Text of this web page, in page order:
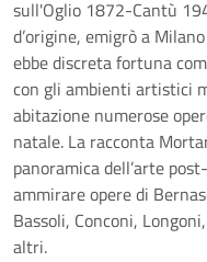
sull'Oglio 1872-Cantù
d’origine, emigrò a
ebbe discreta fortuna
con gli ambienti artistici
abitazione numerose
natale. La racconta
panoramica dell’arte
ammirare opere di
Bassoli, Conconi,
altri.